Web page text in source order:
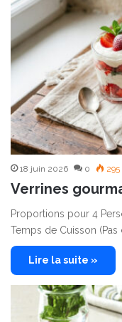
18 juin 2026 0 295
Verrines
Proportions pour 4
Temps de Cuisson (Pas
Lire la suite »